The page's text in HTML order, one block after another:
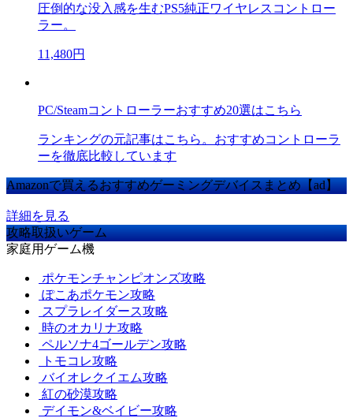
圧倒的な没入感を生むPS5純正ワイヤレスコントロー
ラー。
11,480円
PC/Steamコントローラーおすすめ20選はこちら
ランキングの元記事はこちら。おすすめコントローラ
ーを徹底比較しています
Amazonで買えるおすすめゲーミングデバイスまとめ【ad】
詳細を見る
攻略取扱いゲーム
家庭用ゲーム機
ポケモンチャンピオンズ攻略
ぽこあポケモン攻略
スプラレイダース攻略
時のオカリナ攻略
ペルソナ4ゴールデン攻略
トモコレ攻略
バイオレクイエム攻略
紅の砂漠攻略
デイモン&ベイビー攻略